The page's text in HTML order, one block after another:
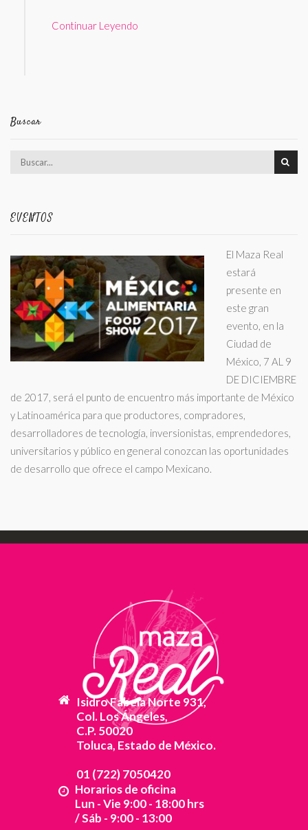
Continuar Leyendo
Buscar
EVENTOS
El Maza Real
estará
presente en
este gran
evento, en la
Ciudad de
México, 7 AL 9
DE DICIEMBRE
de 2017, será el punto de encuentro más importante de México
y Latinoamérica para que productores, compradores,
desarrolladores de tecnología, inversionistas, emprendedores,
universitarios y público en general conozcan las oportunidades
de desarrollo que ofrece el campo Mexicano.
Isidro Fabela Norte 931,
Col. Los Ángeles,
C.P. 50020
Toluca, Estado de México.
01 (722) 7050420
Horarios de oficina
Lun - Vie 9:00 - 18:00 hrs
/ Sáb - 9:00 - 13:00